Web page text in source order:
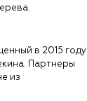
в 2015 году
Партнеры
из
что сразу